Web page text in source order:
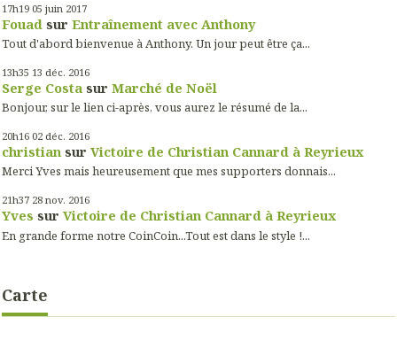
17h19 05 juin 2017
Fouad sur Entraînement avec Anthony
Tout d'abord bienvenue à Anthony. Un jour peut être ça...
13h35 13 déc. 2016
Serge Costa sur Marché de Noël
Bonjour, sur le lien ci-après, vous aurez le résumé de la...
20h16 02 déc. 2016
christian sur Victoire de Christian Cannard à Reyrieux
Merci Yves mais heureusement que mes supporters donnais...
21h37 28 nov. 2016
Yves sur Victoire de Christian Cannard à Reyrieux
En grande forme notre CoinCoin...Tout est dans le style !...
Carte